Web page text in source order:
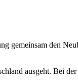
gemeinsam den
ausgeht. Bei